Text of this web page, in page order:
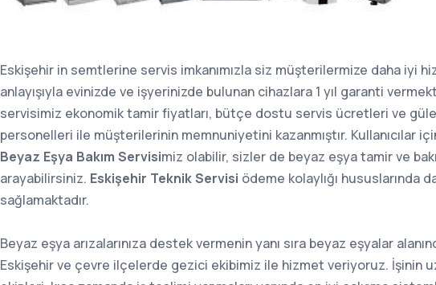
Eskişehir in semtlerine servis imkanımızla siz müşterilermize daha iyi
anlayışıyla evinizde ve işyerinizde bulunan cihazlara 1 yıl garanti
servisimiz ekonomik tamir fiyatları, bütçe dostu servis ücretleri ve
personelleri ile müşterilerinin memnuniyetini kazanmıştır. Kullanıcılar
Beyaz Eşya Bakım Servisimiz olabilir, sizler de beyaz eşya tamir ve
arayabilirsiniz. Eskişehir Teknik Servisi ödeme kolaylığı hususlarında
sağlamaktadır.
Beyaz eşya arızalarınıza destek vermenin yanı sıra beyaz eşyalar
Eskişehir ve çevre ilçelerde gezici ekibimiz ile hizmet veriyoruz. İşinin